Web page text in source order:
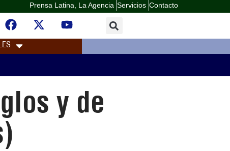
Prensa Latina, La Agencia Servicios Contacto
y de